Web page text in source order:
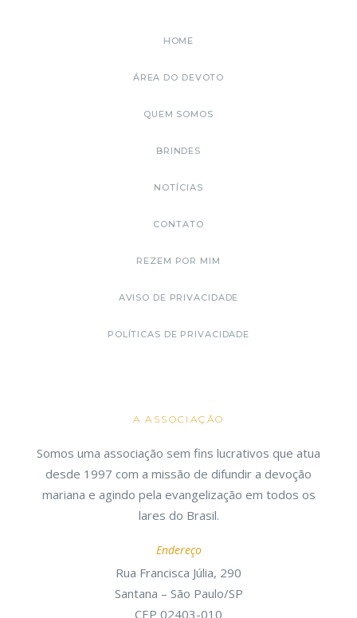
HOME
ÁREA DO DEVOTO
QUEM SOMOS
BRINDES
NOTÍCIAS
CONTATO
REZEM POR MIM
AVISO DE PRIVACIDADE
POLÍTICAS DE PRIVACIDADE
A ASSOCIAÇÃO
Somos uma associação sem fins lucrativos que atua
desde 1997 com a missão de difundir a devoção
mariana e agindo pela evangelização em todos os
lares do Brasil.
Endereço
Rua Francisca Júlia, 290
Santana – São Paulo/SP
CEP 02403-010